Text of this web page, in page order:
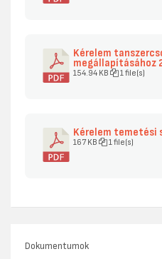
Kérelem
megállapításához
154.94 KB 1 file(s)
Kérelem temetési
167 KB 1 file(s)
Dokumentumok